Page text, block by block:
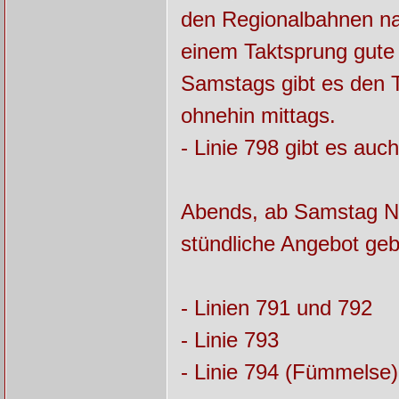
den Regionalbahnen
einem Taktsprung
Samstags gibt es den
ohnehin mittags.
- Linie 798 gibt es
Abends, ab Samstag
stündliche Angebot
- Linien 791 und 792
- Linie 793
- Linie 794